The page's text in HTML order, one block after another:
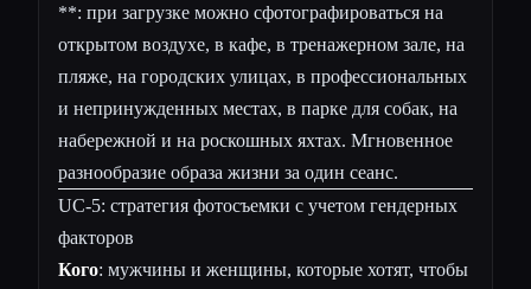
**: при загрузке можно сфотографироваться на
открытом воздухе, в кафе, в тренажерном зале, на
пляже, на городских улицах, в профессиональных
и непринужденных местах, в парке для собак, на
набережной и на роскошных яхтах. Мгновенное
разнообразие образа жизни за один сеанс.
UC-5: стратегия фотосъемки с учетом гендерных
факторов
Кого: мужчины и женщины, которые хотят, чтобы